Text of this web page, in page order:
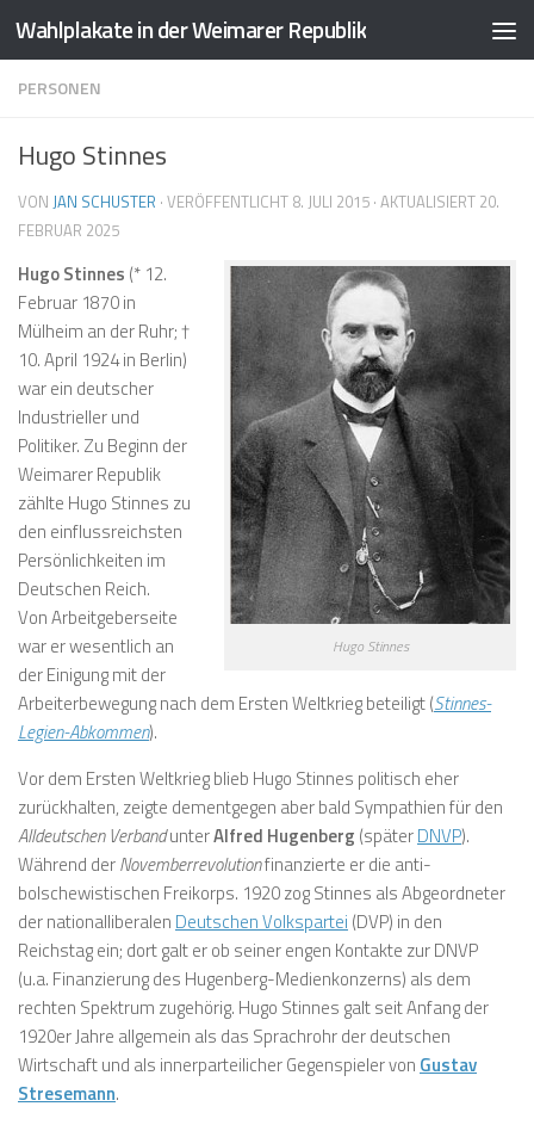
Zum Inhalt springen
Wahlplakate in der Weimarer Republik
PERSONEN
Hugo Stinnes
VON JAN SCHUSTER · VERÖFFENTLICHT 8. JULI 2015 · AKTUALISIERT 20.
FEBRUAR 2025
Hugo Stinnes
Hugo Stinnes (* 12.
Februar 1870 in
Mülheim an der Ruhr; †
10. April 1924 in Berlin)
war ein deutscher
Industrieller und
Politiker. Zu Beginn der
Weimarer Republik
zählte Hugo Stinnes zu
den einflussreichsten
Persönlichkeiten im
Deutschen Reich.
Von Arbeitgeberseite
war er wesentlich an
der Einigung mit der
Arbeiterbewegung nach dem Ersten Weltkrieg beteiligt (Stinnes-
Legien-Abkommen).
Vor dem Ersten Weltkrieg blieb Hugo Stinnes politisch eher
zurückhalten, zeigte dementgegen aber bald Sympathien für den
Alldeutschen VerbandunterAlfred Hugenberg (späterDNVP).
Während derNovemberrevolutionfinanzierte er die anti-
bolschewistischen Freikorps. 1920 zog Stinnes als Abgeordneter
der nationalliberalen Deutschen Volkspartei (DVP) in den
Reichstag ein; dort galt er ob seiner engen Kontakte zur DNVP
(u.a. Finanzierung des Hugenberg-Medienkonzerns) als dem
rechten Spektrum zugehörig. Hugo Stinnes galt seit Anfang der
1920er Jahre allgemein als das Sprachrohr der deutschen
Wirtschaft und als innerparteilicher Gegenspieler von Gustav
Stresemann.